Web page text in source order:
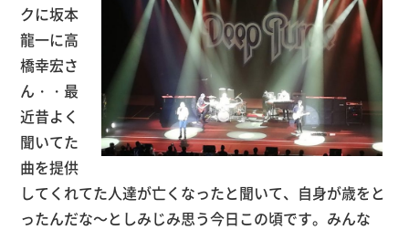
クに坂本
龍一に高
橋幸宏さ
ん・・最
近昔よく
聞いてた
曲を提供
してくれてた人達が亡くなったと聞いて、自身が歳をと
ったんだな～としみじみ思う今日この頃です。みんな